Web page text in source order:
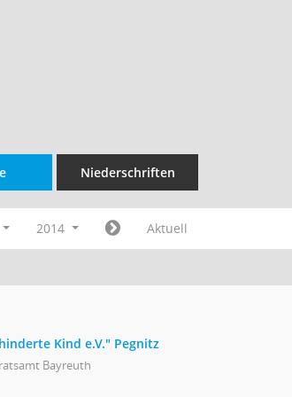
Niederschriften
2014 Aktuell
Kind e.V." Pegnitz
Bayreuth